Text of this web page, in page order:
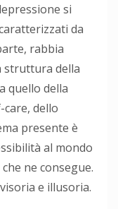
si
da
rabbia
struttura della
quello della
care, dello
presente è
al mondo
ne consegue.
e illusoria.